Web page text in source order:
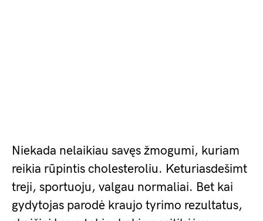
Niekada nelaikiau savęs žmogumi, kuriam
reikia rūpintis cholesteroliu. Keturiasdešimt
treji, sportuoju, valgau normaliai. Bet kai
gydytojas parodė kraujo tyrimo rezultatus,